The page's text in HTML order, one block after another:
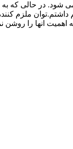
می شود. در حالی
ملزم
اهمیت انها را روشن